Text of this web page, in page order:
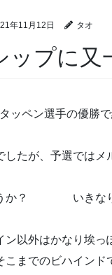
年11月12日 タオ
プに又
ッペン選手の優勝
たが、予選ではメ
ンデ
うか？ いきなり
ン以外はかなり埃
までのビハインド